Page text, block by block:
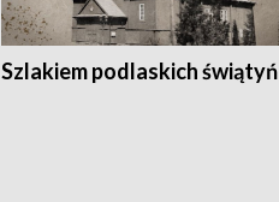
Szlakiem podlaskich świątyń